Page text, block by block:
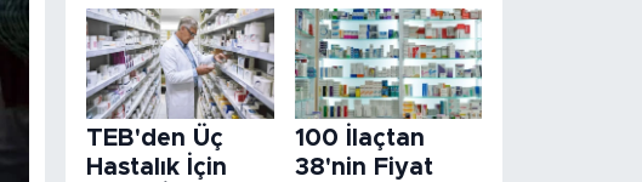
TEB'den Üç
Hastalık İçin
100 İlaçtan
38'nin Fiyat